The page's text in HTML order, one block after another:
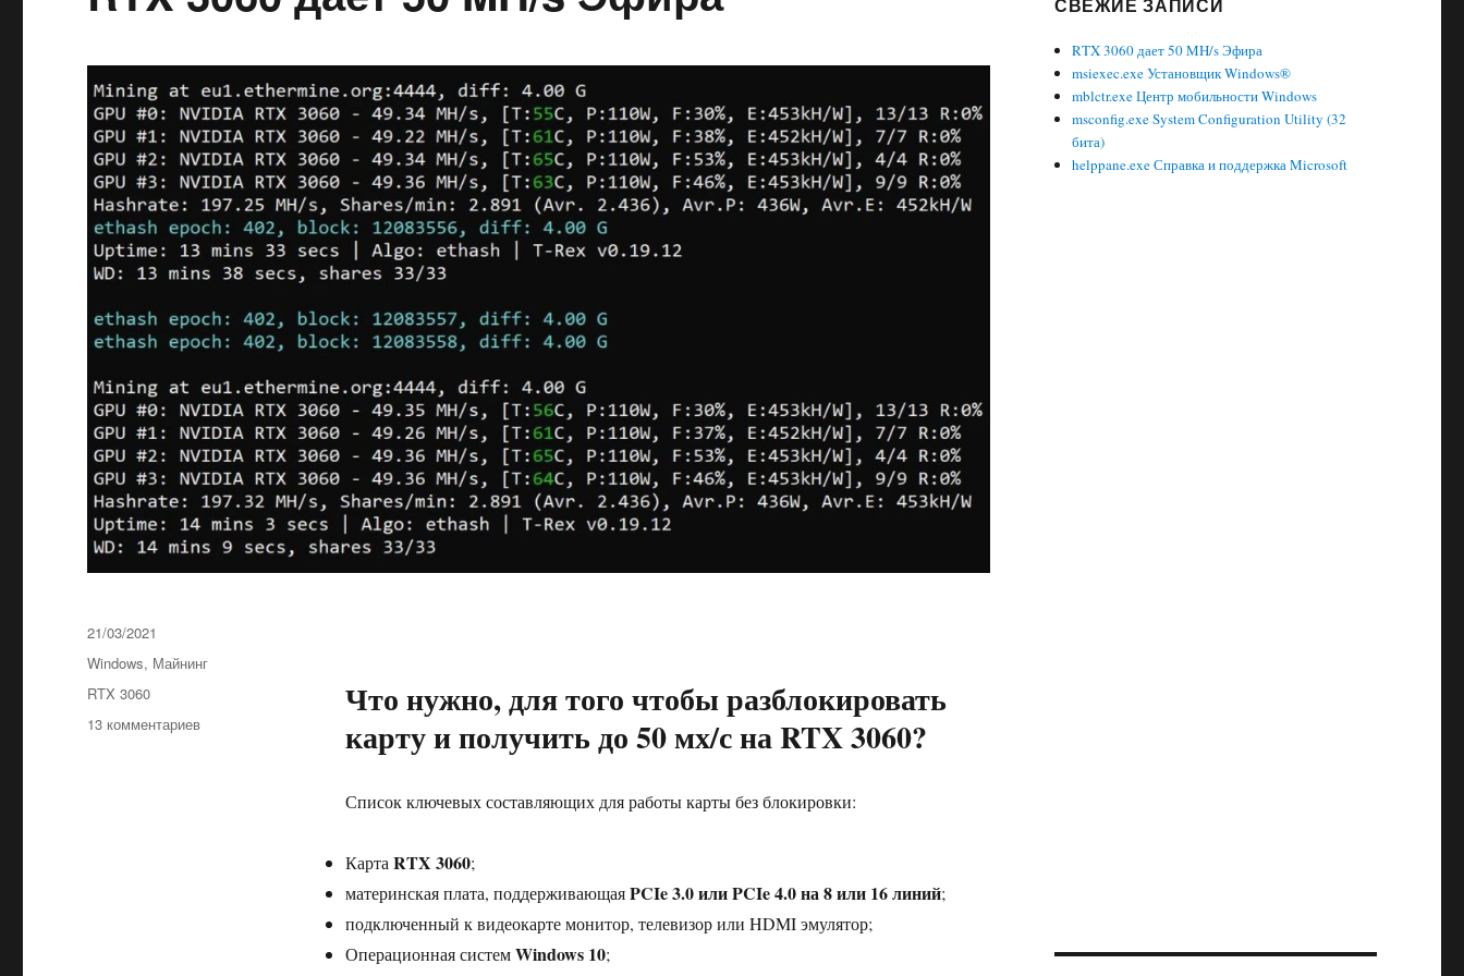
Что нужно, для того чтобы разблокировать
карту и получить до 50 мх/с на RTX 3060?
Список ключевых составляющих для работы карты без блокировки:
Карта RTX 3060;
материнская плата, поддерживающаяPCIe 3.0 или PCIe 4.0 на 8 или 16 линий;
подключенный к видеокарте монитор, телевизор или HDMI эмулятор;
Операционная системWindows 10;
Опубликовано
21/03/2021
Рубрики
Windows, Майнинг
Метки
RTX 3060
13 комментариевк
RTX 3060 дает 50 MH/s Эфира
msiexec.exe Установщик Windows®
mblctr.exe Центр мобильности Windows
msconfig.exe System Configuration Utility (32
бита)
helppane.exe Справка и поддержка Microsoft